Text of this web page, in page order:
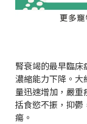
腎衰竭的最早臨
濃縮能力下降。
量迅速增加，嚴
括食慾不振，抑鬱
瘍。